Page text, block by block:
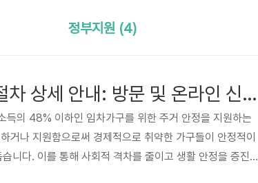
정부지원 (4)
주거 급여 신청 방법 및 절차 상세 안내: 방문 및 온라인 신청 방법 소개
득의 48% 이하인 임차가구를 위한 주거 안정을 지원하는
거나 지원함으로써 경제적으로 취약한 가구들이 안정적이
니다. 이를 통해 사회적 격차를 줄이고 생활 안정을 증진하
주거 급여 사업의 핵심 내용과 혜택에 대해 자세히 알아보